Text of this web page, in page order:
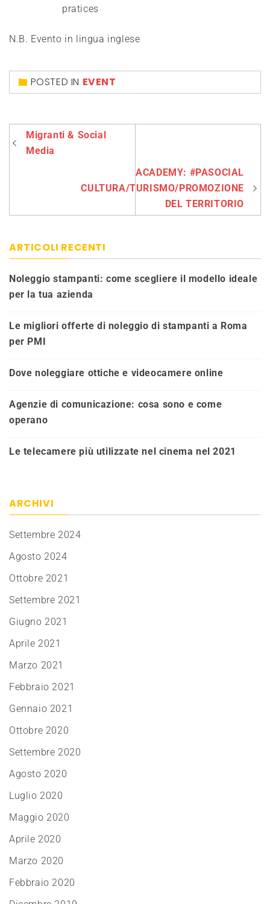
pratices
N.B. Evento in lingua inglese
POSTED IN EVENT
Navigazione
articoli
Migranti & Social
Media
ACADEMY: #PASOCIAL
CULTURA/TURISMO/PROMOZIONE
DEL TERRITORIO
ARTICOLI RECENTI
Noleggio stampanti: come scegliere il modello ideale
per la tua azienda
Le migliori offerte di noleggio di stampanti a Roma
per PMI
Dove noleggiare ottiche e videocamere online
Agenzie di comunicazione: cosa sono e come
operano
Le telecamere più utilizzate nel cinema nel 2021
ARCHIVI
Settembre 2024
Agosto 2024
Ottobre 2021
Settembre 2021
Giugno 2021
Aprile 2021
Marzo 2021
Febbraio 2021
Gennaio 2021
Ottobre 2020
Settembre 2020
Agosto 2020
Luglio 2020
Maggio 2020
Aprile 2020
Marzo 2020
Febbraio 2020